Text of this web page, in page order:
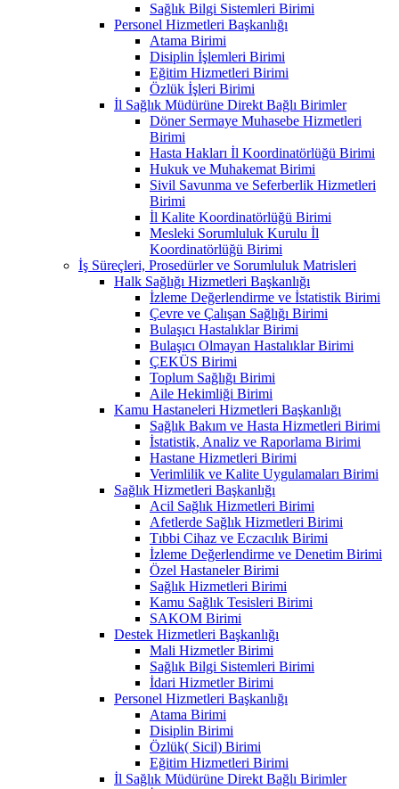
Sağlık Bilgi Sistemleri Birimi
Personel Hizmetleri Başkanlığı
Atama Birimi
Disiplin İşlemleri Birimi
Eğitim Hizmetleri Birimi
Özlük İşleri Birimi
İl Sağlık Müdürüne Direkt Bağlı Birimler
Döner Sermaye Muhasebe Hizmetleri
Birimi
Hasta Hakları İl Koordinatörlüğü Birimi
Hukuk ve Muhakemat Birimi
Sivil Savunma ve Seferberlik Hizmetleri
Birimi
İl Kalite Koordinatörlüğü Birimi
Mesleki Sorumluluk Kurulu İl
Koordinatörlüğü Birimi
İş Süreçleri, Prosedürler ve Sorumluluk Matrisleri
Halk Sağlığı Hizmetleri Başkanlığı
İzleme Değerlendirme ve İstatistik Birimi
Çevre ve Çalışan Sağlığı Birimi
Bulaşıcı Hastalıklar Birimi
Bulaşıcı Olmayan Hastalıklar Birimi
ÇEKÜS Birimi
Toplum Sağlığı Birimi
Aile Hekimliği Birimi
Kamu Hastaneleri Hizmetleri Başkanlığı
Sağlık Bakım ve Hasta Hizmetleri Birimi
İstatistik, Analiz ve Raporlama Birimi
Hastane Hizmetleri Birimi
Verimlilik ve Kalite Uygulamaları Birimi
Sağlık Hizmetleri Başkanlığı
Acil Sağlık Hizmetleri Birimi
Afetlerde Sağlık Hizmetleri Birimi
Tıbbi Cihaz ve Eczacılık Birimi
İzleme Değerlendirme ve Denetim Birimi
Özel Hastaneler Birimi
Sağlık Hizmetleri Birimi
Kamu Sağlık Tesisleri Birimi
SAKOM Birimi
Destek Hizmetleri Başkanlığı
Mali Hizmetler Birimi
Sağlık Bilgi Sistemleri Birimi
İdari Hizmetler Birimi
Personel Hizmetleri Başkanlığı
Atama Birimi
Disiplin Birimi
Özlük( Sicil) Birimi
Eğitim Hizmetleri Birimi
İl Sağlık Müdürüne Direkt Bağlı Birimler